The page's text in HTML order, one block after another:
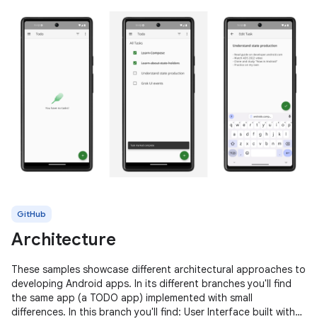
GitHub
Architecture
These samples showcase different architectural approaches to
developing Android apps. In its different branches you'll find
the same app (a TODO app) implemented with small
differences. In this branch you'll find: User Interface built with